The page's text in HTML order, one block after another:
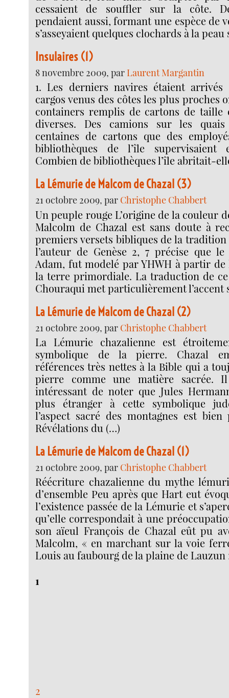
cessaient de souffler sur la côte.
pendaient aussi, formant une espèce de
s’asseyaient quelques clochards à la
Insulaires (1)
8 novembre 2009, par Laurent Margantin
1. Les derniers navires étaient arrivés
cargos venus des côtes les plus proches
containers remplis de cartons de taille
diverses. Des camions sur les
centaines de cartons que des
bibliothèques de l’île supervisaient
Combien de bibliothèques l’île abritait-
La Lémurie de Malcom de Chazal (3)
21 octobre 2009, par Christophe Chabbert
Un peuple rouge L’origine de la couleur
Malcolm de Chazal est sans doute à
premiers versets bibliques de la tradition
l’auteur de Genèse 2, 7 précise que
Adam, fut modelé par YHWH à partir de
la terre primordiale. La traduction de
Chouraqui met particulièrement l’accent
La Lémurie de Malcom de Chazal (2)
21 octobre 2009, par Christophe Chabbert
La Lémurie chazalienne est
symbolique de la pierre. Chazal
références très nettes à la Bible qui a
pierre comme une matière sacrée.
intéressant de noter que Jules
plus étranger à cette symbolique
l’aspect sacré des montagnes est bien
Révélations du (…)
La Lémurie de Malcom de Chazal (1)
21 octobre 2009, par Christophe Chabbert
Réécriture chazalienne du mythe
d’ensemble Peu après que Hart eut
l’existence passée de la Lémurie et
qu’elle correspondait à une
son aïeul François de Chazal eût pu
Malcolm, « en marchant sur la voie
Louis au faubourg de la plaine de
1
2